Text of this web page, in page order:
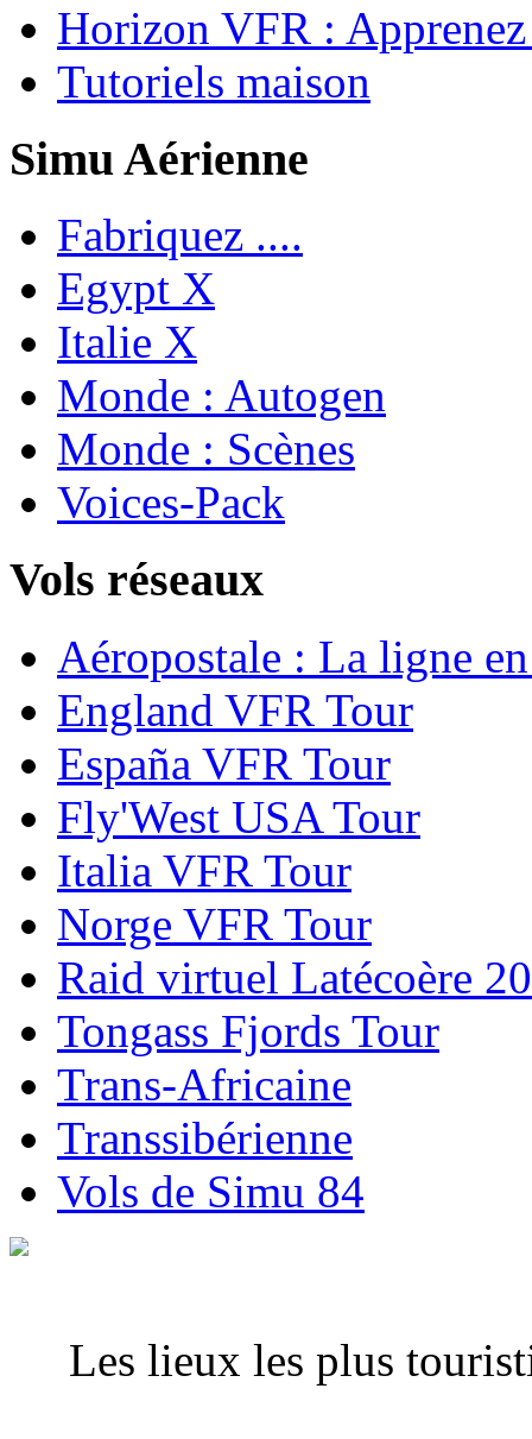
Horizon VFR :
Tutoriels maison
Simu Aérienne
Fabriquez ....
Egypt X
Italie X
Monde : Autogen
Monde : Scènes
Voices-Pack
Vols réseaux
Aéropostale : La ligne
England VFR Tour
España VFR Tour
Fly'West USA Tour
Italia VFR Tour
Norge VFR Tour
Raid virtuel Latécoère
Tongass Fjords Tour
Trans-Africaine
Transsibérienne
Vols de Simu 84
Les lieux les plus